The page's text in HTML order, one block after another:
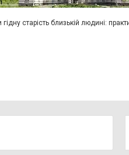
старість близькій людині: